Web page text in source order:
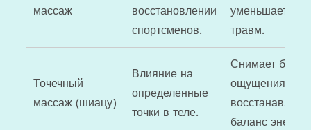
массаж
восстановлении
спортсменов.
уменьшает
травм.
Точечный
массаж (шиацу)
Влияние на
определенные
точки в теле.
Снимает
ощущения,
баланс